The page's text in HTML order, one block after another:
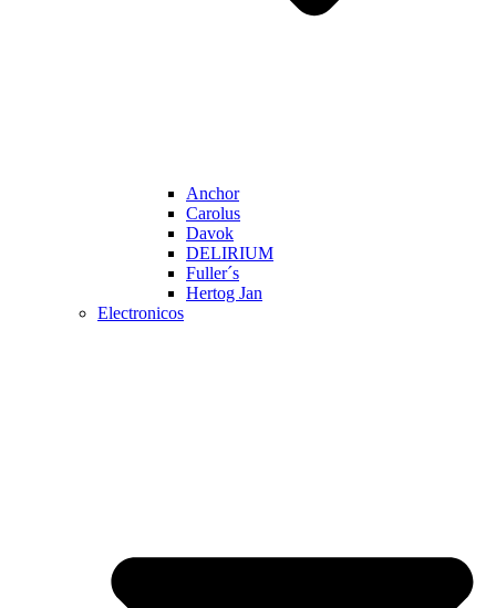
Anchor
Carolus
Davok
DELIRIUM
Fuller´s
Hertog Jan
Electronicos